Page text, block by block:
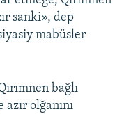
sanki», dep
mabüsler
bağlı
olğanını